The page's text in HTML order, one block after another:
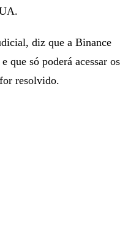
diz que a Binance
que só poderá acessar os
resolvido.